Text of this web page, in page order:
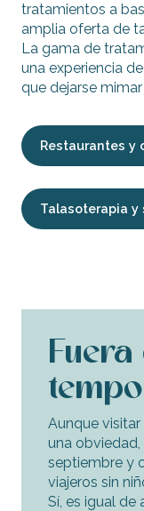
tratamientos a
amplia oferta de
La gama de
una experiencia
que dejarse
Restaurantes y
Talasoterapia y
Fuera
Aunque
una obviedad,
septiembre y
viajeros sin
Sí, es igual de